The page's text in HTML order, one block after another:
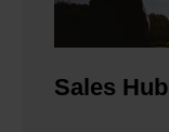
Sales Hub